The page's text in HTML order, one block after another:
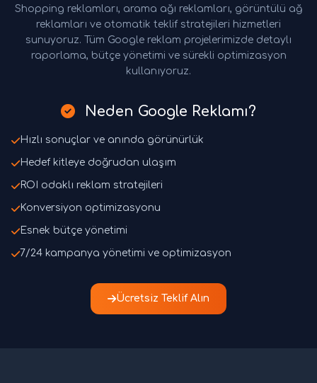
Shopping reklamları, arama ağı reklamları, görüntülü ağ
reklamları ve otomatik teklif stratejileri hizmetleri
sunuyoruz. Tüm Google reklam projelerimizde detaylı
raporlama, bütçe yönetimi ve sürekli optimizasyon
kullanıyoruz.
Neden Google Reklamı?
Hızlı sonuçlar ve anında görünürlük
Hedef kitleye doğrudan ulaşım
ROI odaklı reklam stratejileri
Konversiyon optimizasyonu
Esnek bütçe yönetimi
7/24 kampanya yönetimi ve optimizasyon
Ücretsiz Teklif Alın